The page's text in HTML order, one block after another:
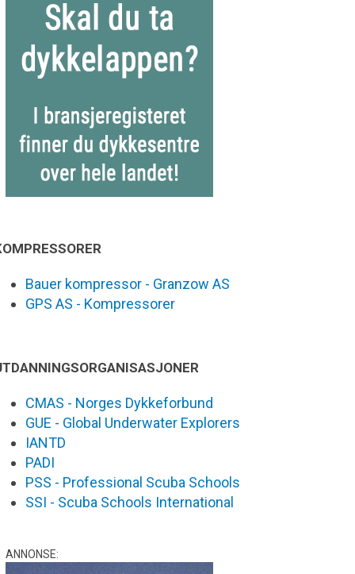
Bauer kompressor - Granzow AS
GPS AS - Kompressorer
CMAS - Norges Dykkeforbund
GUE - Global Underwater Explorers
IANTD
PADI
PSS - Professional Scuba Schools
SSI - Scuba Schools International
ANNONSE: